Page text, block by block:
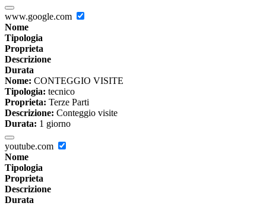
www.google.com
Nome
Tipologia
Proprieta
Descrizione
Durata
Nome: CONTEGGIO VISITE
Tipologia: tecnico
Proprieta: Terze Parti
Descrizione: Conteggio visite
Durata: 1 giorno
youtube.com
Nome
Tipologia
Proprieta
Descrizione
Durata